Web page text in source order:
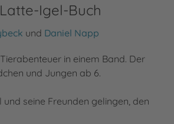
Igel-Buch
und Daniel Napp
in einem Band. Der
und Jungen ab 6.
seine Freunden gelingen, den